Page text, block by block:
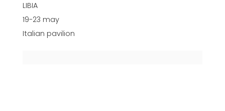
LIBIA
19-23 may
Italian pavilion